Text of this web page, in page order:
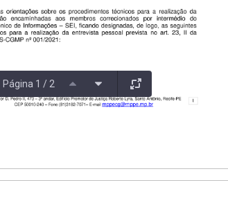
Página 1 / 2